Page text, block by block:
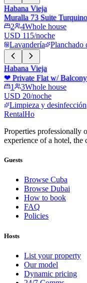
Habana Vieja
Muralla 73 Suite Turquino
2
4Whole house
USD 115/noche
Lavandería
Planchado
Habana Vieja
❤ Private Flat w/
1
3Whole house
USD 20/noche
Limpieza y desinfección
RentalHo
Properties professionally
experience of a hotel, the
Guests
Browse Cuba
Browse Dubai
How to book
FAQ
Policies
Hosts
List your property
Our model
Dynamic pricing